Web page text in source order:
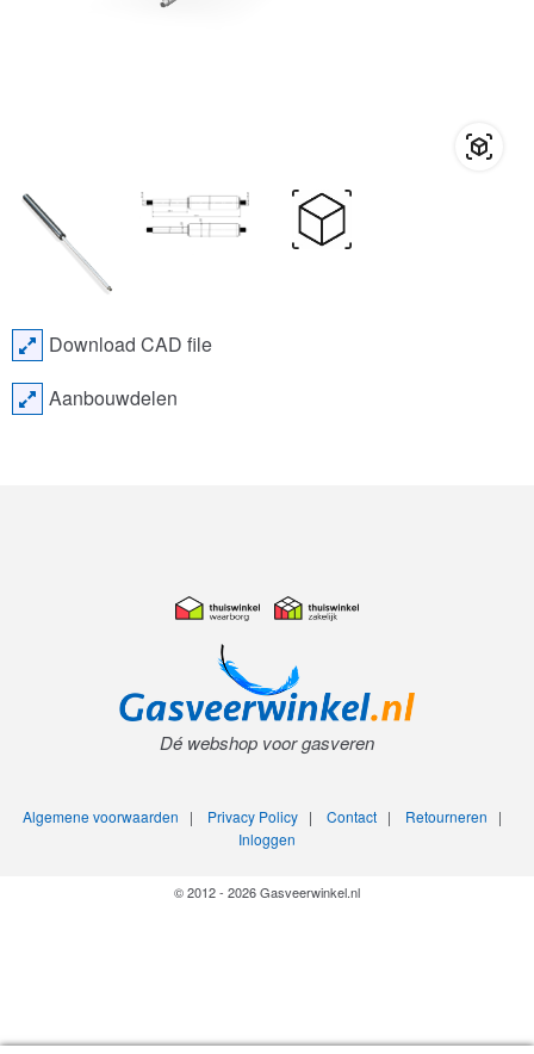
Download CAD file
Aanbouwdelen
Dé webshop voor gasveren
Algemene voorwaarden | Privacy Policy| Contact| Retourneren |
Inloggen
© 2012 - 2026 Gasveerwinkel.nl